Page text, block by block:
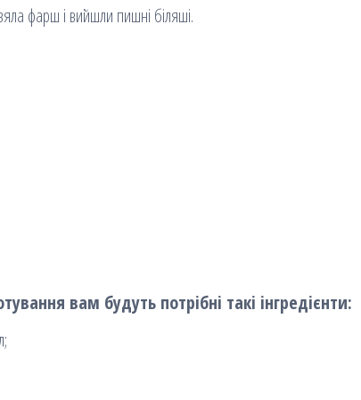
фарш і вийшли пишні біляші.
вам будуть потрібні такі інгредієнти: